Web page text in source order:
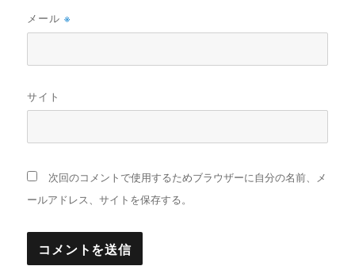
メール※
サイト
次回のコメントで使用するためブラウザーに自分の名前、メ
ールアドレス、サイトを保存する。